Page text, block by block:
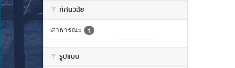
ทัศนวิสัย
สาธารณะ 1
รูปแบบ